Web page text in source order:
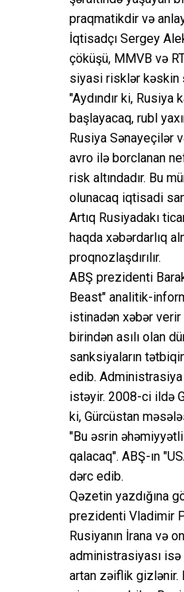
praqmatikdir və
İqtisadçı Sergey
çöküşü, MMVB və
siyasi risklər kəskin
"Aydındır ki,
başlayacaq, rubl
Rusiya Sənayeçilər
avro ilə borclanan
risk altındadır. Bu
olunacaq iqtisadi
Artıq Rusiyadakı
haqda xəbərdarlıq
proqnozlaşdırılır.
ABŞ prezidenti
Beast" analitik-
istinadən xəbər
birindən asılı olan
sanksiyaların
edib. Administrasiya
istəyir. 2008-ci ildə
ki, Gürcüstan
"Bu əsrin
qalacaq". ABŞ-ın
dərc edib.
Qəzetin yazdığına
prezidenti Vladimir
Rusiyanın İrana və
administrasiyası isə
artan zəiflik gizlənir.